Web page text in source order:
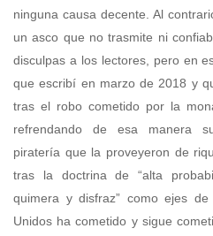
ninguna causa decente. Al
un asco que no trasmite ni
disculpas a los lectores, pero en
que escribí en marzo de 2018 y
tras el robo cometido por la
refrendando de esa manera
piratería que la proveyeron de
tras la doctrina de “alta
quimera y disfraz” como ejes
Unidos ha cometido y sigue